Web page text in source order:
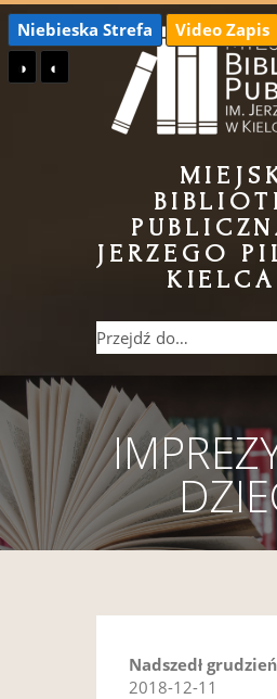
Przejdź
do
treści
Przejdź
do
menu
Niebieska Strefa Video Zapis
◑
◐
JERZEGO
Nadszedł grudzień
2018-12-11